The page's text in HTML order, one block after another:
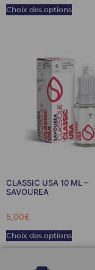
Choix des options
CLASSIC USA 10 ML –
SAVOUREA
5,00€
Choix des options